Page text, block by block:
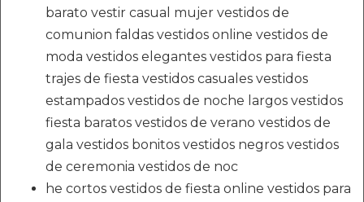
barato vestir casual mujer vestidos de
comunion faldas vestidos online vestidos de
moda vestidos elegantes vestidos para fiesta
trajes de fiesta vestidos casuales vestidos
estampados vestidos de noche largos vestidos
fiesta baratos vestidos de verano vestidos de
gala vestidos bonitos vestidos negros vestidos
de ceremonia vestidos de noc
he cortos vestidos de fiesta online vestidos para